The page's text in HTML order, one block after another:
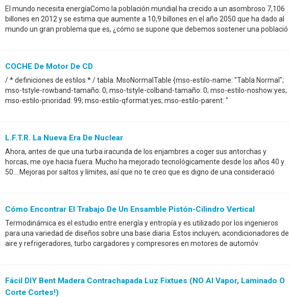
El mundo necesita energíaComo la población mundial ha crecido a un asombroso 7,106
billones en 2012 y se estima que aumente a 10,9 billones en el año 2050 que ha dado al
mundo un gran problema que es, ¿cómo se supone que debemos sostener una població
COCHE De Motor De CD
/ * definiciones de estilos * / tabla. MsoNormalTable {mso-estilo-name: "Tabla Normal";
mso-tstyle-rowband-tamaño: 0; mso-tstyle-colband-tamaño: 0; mso-estilo-noshow:yes;
mso-estilo-prioridad: 99; mso-estilo-qformat:yes; mso-estilo-parent: "
L.F.T.R. La Nueva Era De Nuclear
Ahora, antes de que una turba iracunda de los enjambres a coger sus antorchas y
horcas, me oye hacia fuera. Mucho ha mejorado tecnológicamente desde los años 40 y
50... Mejoras por saltos y límites, así que no te creo que es digno de una consideració
Cómo Encontrar El Trabajo De Un Ensamble Pistón-Cilindro Vertical
Termodinámica es el estudio entre energía y entropía y es utilizado por los ingenieros
para una variedad de diseños sobre una base diaria. Estos incluyen; acondicionadores de
aire y refrigeradores, turbo cargadores y compresores en motores de automóv
Fácil DIY Bent Madera Contrachapada Luz Fixtues (NO Al Vapor, Laminado O
Corte Cortes!)